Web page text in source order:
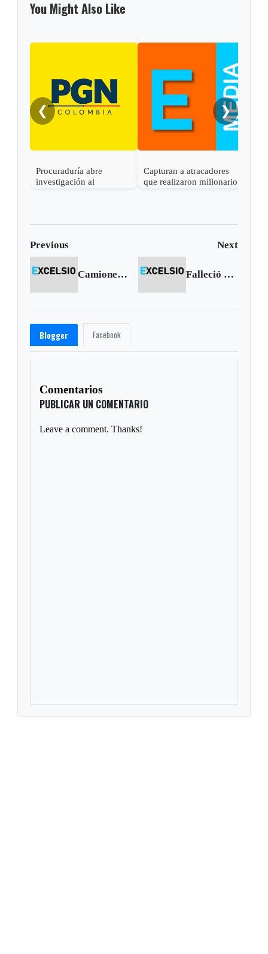
You Might Also Like
❮
Procuraduría abre
investigación al
política
Capturan a atracadores
que realizaron millonario
❯
Previous Next
Camioneros de Boyacá dicen que siguen en paro Falleció Helenita Vargas
Blogger Facebook
Comentarios
PUBLICAR UN COMENTARIO
Leave a comment. Thanks!